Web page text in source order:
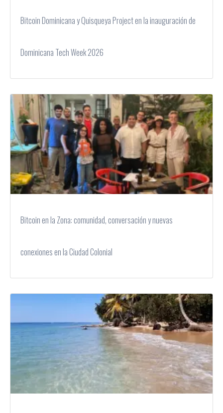
Bitcoin Dominicana y Quisqueya Project en la inauguración de
Dominicana Tech Week 2026
Bitcoin en la Zona: comunidad, conversación y nuevas
conexiones en la Ciudad Colonial